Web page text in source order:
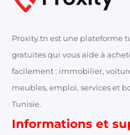
Proxity.tn est une plateforme
gratuites qui vous aide à
facilement : immobilier,
meubles, emploi, services et
Tunisie.
Informations et